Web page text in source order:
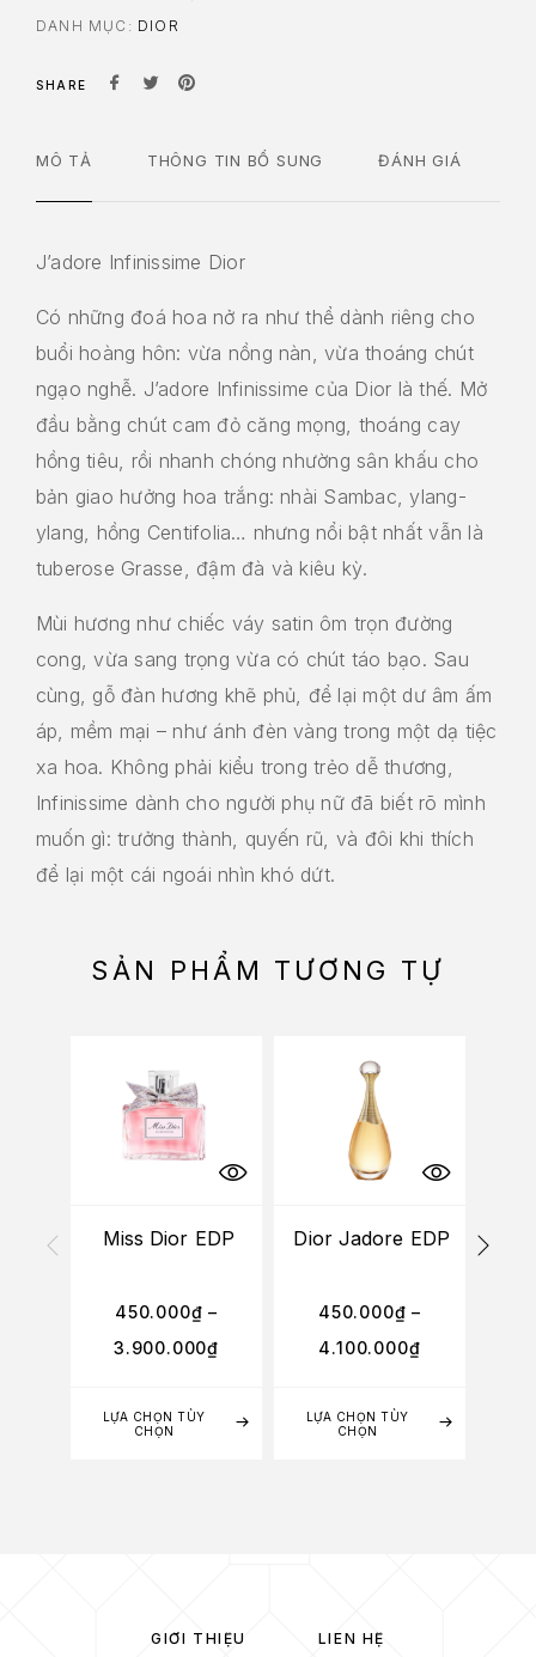
DANH MỤC: DIOR
SHARE
MÔ TẢ THÔNG TIN BỔ SUNG ĐÁNH GIÁ
J’adore Infinissime Dior
Có những đoá hoa nở ra như thể dành riêng cho
buổi hoàng hôn: vừa nồng nàn, vừa thoáng chút
ngạo nghễ. J’adore Infinissime của Dior là thế. Mở
đầu bằng chút cam đỏ căng mọng, thoáng cay
hồng tiêu, rồi nhanh chóng nhường sân khấu cho
bản giao hưởng hoa trắng: nhài Sambac, ylang-
ylang, hồng Centifolia… nhưng nổi bật nhất vẫn là
tuberose Grasse, đậm đà và kiêu kỳ.
Mùi hương như chiếc váy satin ôm trọn đường
cong, vừa sang trọng vừa có chút táo bạo. Sau
cùng, gỗ đàn hương khẽ phủ, để lại một dư âm ấm
áp, mềm mại – như ánh đèn vàng trong một dạ tiệc
xa hoa. Không phải kiểu trong trẻo dễ thương,
Infinissime dành cho người phụ nữ đã biết rõ mình
muốn gì: trưởng thành, quyến rũ, và đôi khi thích
để lại một cái ngoái nhìn khó dứt.
SẢN PHẨM TƯƠNG TỰ
LỰA CHỌN TÙY
CHỌN
Miss Dior EDP
450.000₫ –
3.900.000₫
LỰA CHỌN TÙY
CHỌN
Dior Jadore EDP
450.000₫ –
4.100.000₫
GIỚI THIỆU LIÊN HỆ